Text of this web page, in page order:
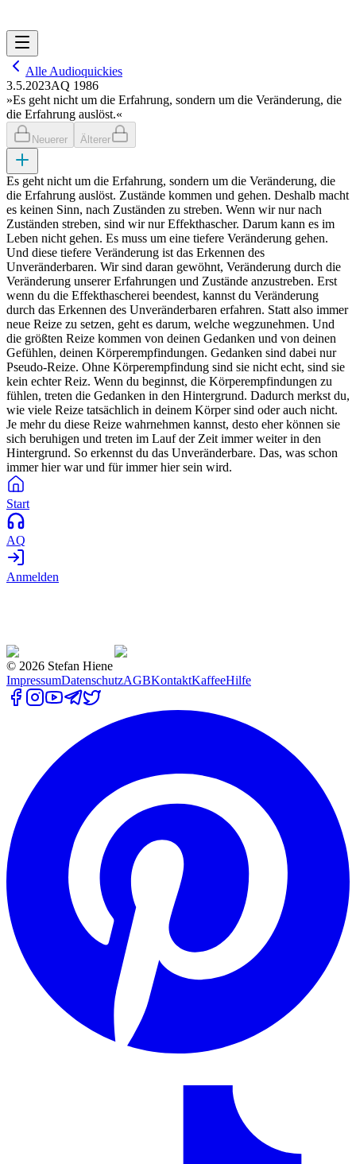
Alle Audioquickies
3.5.2023AQ 1986
»Es geht nicht um die Erfahrung, sondern um die Veränderung, die
die Erfahrung auslöst.«
Neuerer Älterer
Es geht nicht um die Erfahrung, sondern um die Veränderung, die
die Erfahrung auslöst. Zustände kommen und gehen. Deshalb macht
es keinen Sinn, nach Zuständen zu streben. Wenn wir nur nach
Zuständen streben, sind wir nur Effekthascher. Darum kann es im
Leben nicht gehen. Es muss um eine tiefere Veränderung gehen.
Und diese tiefere Veränderung ist das Erkennen des
Unveränderbaren. Wir sind daran gewöhnt, Veränderung durch die
Veränderung unserer Erfahrungen und Zustände anzustreben. Erst
wenn du die Effekthascherei beendest, kannst du Veränderung
durch das Erkennen des Unveränderbaren erfahren. Statt also immer
neue Reize zu setzen, geht es darum, welche wegzunehmen. Und
die größten Reize kommen von deinen Gedanken und von deinen
Gefühlen, deinen Körperempfindungen. Gedanken sind dabei nur
Pseudo-Reize. Ohne Körperempfindung sind sie nicht echt, sind sie
kein echter Reiz. Wenn du beginnst, die Körperempfindungen zu
fühlen, treten die Gedanken in den Hintergrund. Dadurch merkst du,
wie viele Reize tatsächlich in deinem Körper sind oder auch nicht.
Je mehr du diese Reize wahrnehmen kannst, desto eher können sie
sich beruhigen und treten im Lauf der Zeit immer weiter in den
Hintergrund. So erkennst du das Unveränderbare. Das, was schon
immer hier war und für immer hier sein wird.
Start
AQ
Anmelden
© 2026 Stefan Hiene
ImpressumDatenschutzAGBKontaktKaffeeHilfe